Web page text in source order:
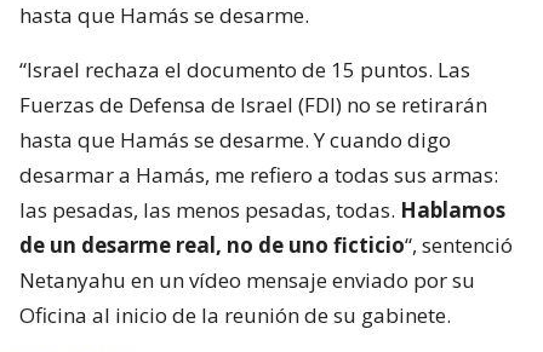
hasta que Hamás se desarme.
“Israel rechaza el documento de 15 puntos. Las
Fuerzas de Defensa de Israel (FDI) no se retirarán
hasta que Hamás se desarme. Y cuando digo
desarmar a Hamás, me refiero a todas sus armas:
las pesadas, las menos pesadas, todas. Hablamos
de un desarme real, no de uno ficticio“, sentenció
Netanyahu en un vídeo mensaje enviado por su
Oficina al inicio de la reunión de su gabinete.